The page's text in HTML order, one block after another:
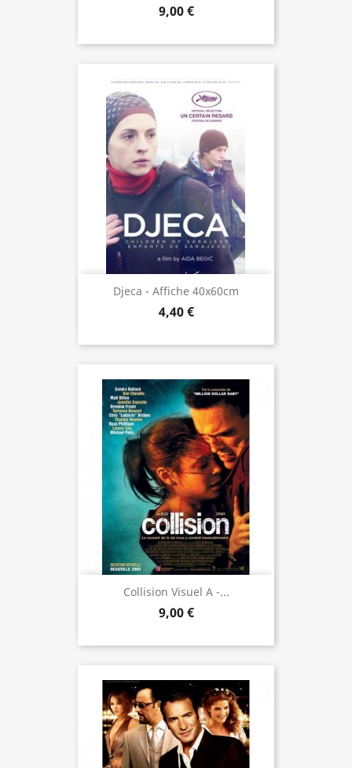
9,00 €
Djeca - Affiche 40x60cm
4,40 €
Collision Visuel A -...
9,00 €